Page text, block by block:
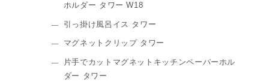
ホルダー タワー W18
引っ掛け風呂イス タワー
マグネットクリップ タワー
片手でカットマグネットキッチンペーパーホル
ダー タワー